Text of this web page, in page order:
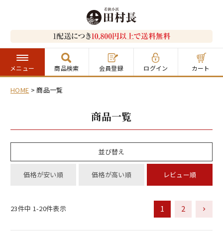
メニュー 商品検索 会員登録 ログイン カート
HOME 商品一覧
商品一覧
並び替え
価格が安い順 価格が高い順 レビュー順
23件中 1-20件表示 1 2